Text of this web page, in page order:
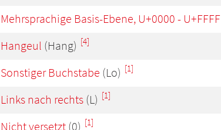
Mehrsprachige Basis-Ebene, U+0000 - U+FFFF
Hangeul (Hang) [4]
Sonstiger Buchstabe (Lo) [1]
Links nach rechts (L) [1]
Nicht versetzt (0) [1]